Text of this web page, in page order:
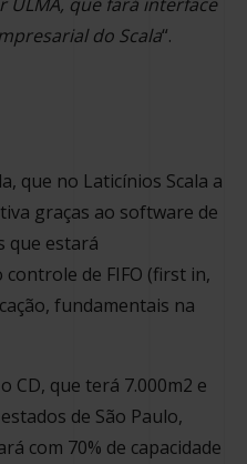
do Scala“.
que no Laticínios Scala a
graças ao software de
que estará
de FIFO (first in,
fundamentais na
CD, que terá 7.000m2 e
de São Paulo,
com 70% de capacidade